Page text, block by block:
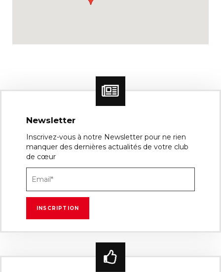
Newsletter
Inscrivez-vous à notre Newsletter pour ne rien
manquer des dernières actualités de votre club
de cœur